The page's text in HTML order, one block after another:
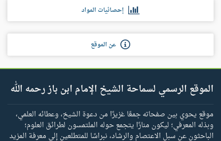
إحصائيات المواد
عن الموقع
الموقع الرسمي لسماحة الشيخ الإمام ابن باز رحمه الله
موقع يحوي بين صفحاته جمعًا غزيرًا من دعوة الشيخ، وعطائه العلمي،
وبذله المعرفي؛ ليكون منارًا يتجمع حوله الملتمسون لطرائق العلوم؛
الباحثون عن سبل الاعتصام والرشاد، نبراسًا للمتطلعين إلى معرفة المزيد